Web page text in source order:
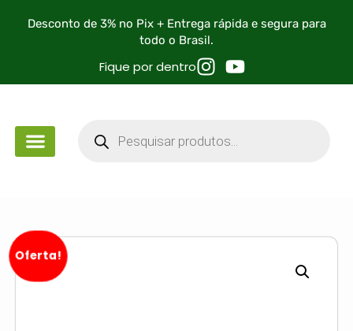
Desconto de 3% no Pix + Entrega rápida e segura para
todo o Brasil.
Fique por dentro
Oferta!